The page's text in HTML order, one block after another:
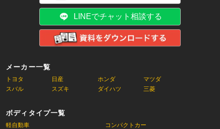
メーカー一覧
トヨタ 日産 ホンダ
マツダ
スバル
スズキ ダイハツ 三菱
ボディタイプ一覧
軽自動車
コンパクトカー
LINEでチャット相談する